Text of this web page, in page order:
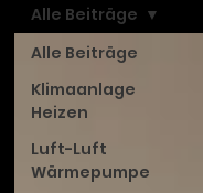
Alle Beiträge
Klimaanlage
Heizen
Luft-Luft
Wärmepumpe
Alle Beiträge